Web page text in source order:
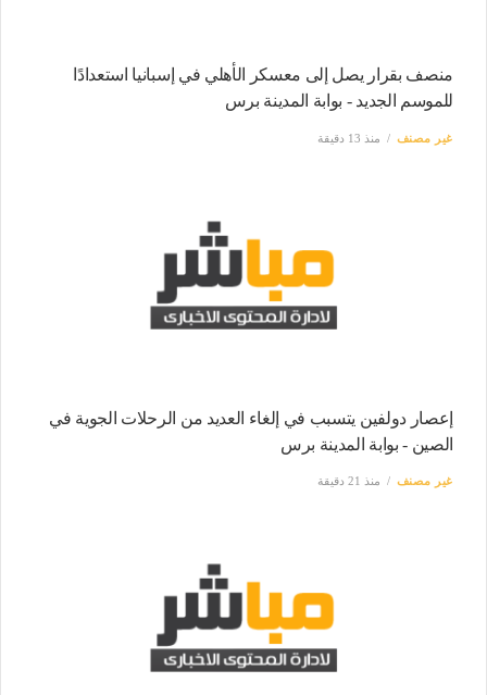
منصف بقرار يصل إلى معسكر الأهلي في إسبانيا استعدادًا
للموسم الجديد - بوابة المدينة برس
غير مصنف منذ 13 دقيقة
إعصار دولفين يتسبب في إلغاء العديد من الرحلات الجوية في
الصين - بوابة المدينة برس
غير مصنف منذ 21 دقيقة